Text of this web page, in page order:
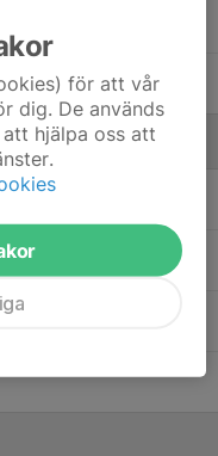
för att vår
dig. De används
hjälpa oss att